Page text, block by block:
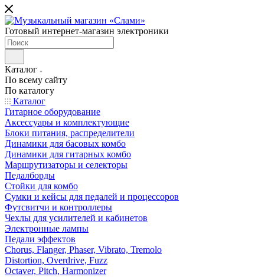
Готовый интернет-магазин электроники
Каталог
По всему сайту
По каталогу
Каталог
Гитарное оборудование
Аксессуары и комплектующие
Блоки питания, распределители
Динамики для басовых комбо
Динамики для гитарных комбо
Маршрутизаторы и селекторы
Педалборды
Стойки для комбо
Сумки и кейсы для педалей и процессоров
Футсвитчи и контроллеры
Чехлы для усилителей и кабинетов
Электронные лампы
Педали эффектов
Chorus, Flanger, Phaser, Vibrato, Tremolo
Distortion, Overdrive, Fuzz
Octaver, Pitch, Harmonizer